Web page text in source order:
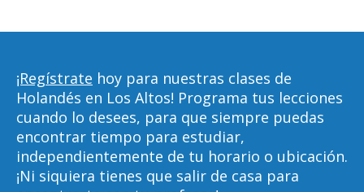
¡Regístrate hoy para nuestras clases de
Holandés en Los Altos! Programa tus lecciones
cuando lo desees, para que siempre puedas
encontrar tiempo para estudiar,
independientemente de tu horario o ubicación.
¡Ni siquiera tienes que salir de casa para